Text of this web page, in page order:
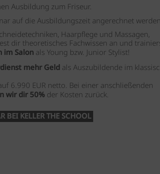
Ausbildung zum Friseur.
auf die Ausbildungszeit angerechnet
Haarpflege und Massagen,
dir theoretisches Fachwissen an und
im Salon als Young bzw. Junior Stylist!
mehr Geld als Auszubildende im
6.990 EUR netto. Bei einer anschließenden
wir dir 50% der Kosten zurück.
BEI KELLER THE SCHOOL